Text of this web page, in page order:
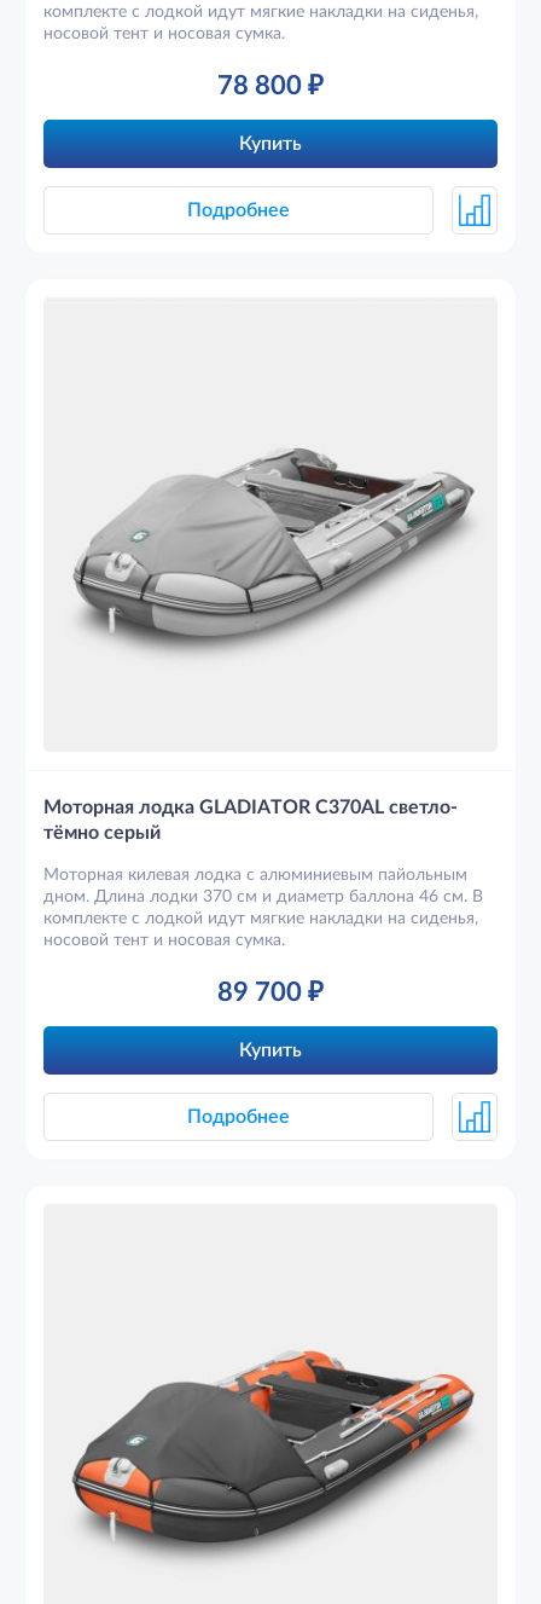
комплекте с лодкой идут мягкие накладки на сиденья,
носовой тент и носовая сумка.
78 800 ₽
Купить
Подробнее
Моторная лодка GLADIATOR C370AL светло-
тёмно серый
Моторная килевая лодка с алюминиевым пайольным
дном. Длина лодки 370 см и диаметр баллона 46 см. В
комплекте с лодкой идут мягкие накладки на сиденья,
носовой тент и носовая сумка.
89 700 ₽
Купить
Подробнее